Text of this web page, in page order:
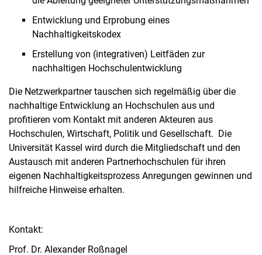
Entwicklung und Erprobung eines
Nachhaltigkeitskodex
Erstellung von (integrativen) Leitfäden zur
nachhaltigen Hochschulentwicklung
Die Netzwerkpartner tauschen sich regelmäßig über die
nachhaltige Entwicklung an Hochschulen aus und
profitieren vom Kontakt mit anderen Akteuren aus
Hochschulen, Wirtschaft, Politik und Gesellschaft. Die
Universität Kassel wird durch die Mitgliedschaft und den
Austausch mit anderen Partnerhochschulen für ihren
eigenen Nachhaltigkeitsprozess Anregungen gewinnen und
hilfreiche Hinweise erhalten.
Kontakt:
Prof. Dr. Alexander Roßnagel